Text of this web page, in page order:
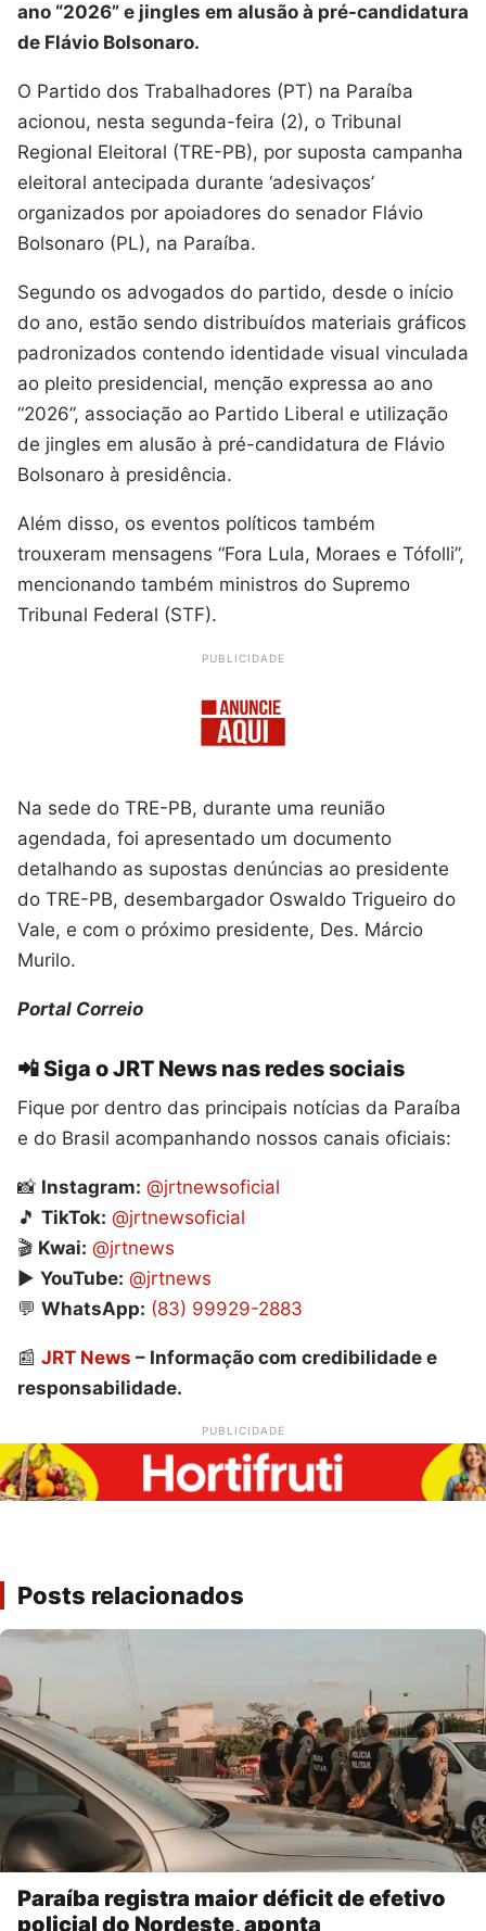
ano “2026” e jingles em alusão à pré-candidatura
de Flávio Bolsonaro.
O Partido dos Trabalhadores (PT) na Paraíba
acionou, nesta segunda-feira (2), o Tribunal
Regional Eleitoral (TRE-PB), por suposta campanha
eleitoral antecipada durante ‘adesivaços’
organizados por apoiadores do senador Flávio
Bolsonaro (PL), na Paraíba.
Segundo os advogados do partido, desde o início
do ano, estão sendo distribuídos materiais gráficos
padronizados contendo identidade visual vinculada
ao pleito presidencial, menção expressa ao ano
“2026”, associação ao Partido Liberal e utilização
de jingles em alusão à pré-candidatura de Flávio
Bolsonaro à presidência.
Além disso, os eventos políticos também
trouxeram mensagens “Fora Lula, Moraes e Tófolli”,
mencionando também ministros do Supremo
Tribunal Federal (STF).
PUBLICIDADE
Na sede do TRE-PB, durante uma reunião
agendada, foi apresentado um documento
detalhando as supostas denúncias ao presidente
do TRE-PB, desembargador Oswaldo Trigueiro do
Vale, e com o próximo presidente, Des. Márcio
Murilo.
Portal Correio
📲 Siga o JRT News nas redes sociais
Fique por dentro das principais notícias da Paraíba
e do Brasil acompanhando nossos canais oficiais:
📸 Instagram: @jrtnewsoficial
🎵 TikTok: @jrtnewsoficial
🎬 Kwai: @jrtnews
▶️ YouTube: @jrtnews
💬 WhatsApp: (83) 99929-2883
📰 JRT News – Informação com credibilidade e
responsabilidade.
PUBLICIDADE
Posts relacionados
Paraíba registra maior déficit de efetivo
policial do Nordeste, aponta